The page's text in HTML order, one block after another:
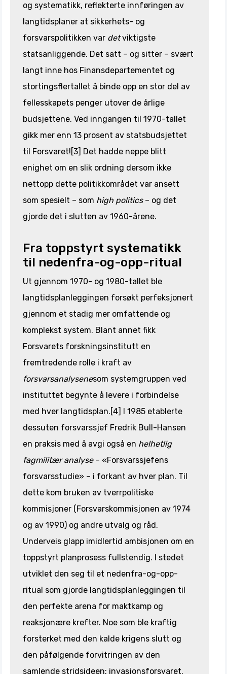
og systematikk, reflekterte innføringen av
langtidsplaner at sikkerhets- og
forsvarspolitikken var detviktigste
statsanliggende. Det satt – og sitter – svært
langt inne hos Finansdepartementet og
stortingsflertallet å binde opp en stor del av
fellesskapets penger utover de årlige
budsjettene. Ved inngangen til 1970-tallet
gikk mer enn 13 prosent av statsbudsjettet
til Forsvaret![3] Det hadde neppe blitt
enighet om en slik ordning dersom ikke
nettopp dette politikkområdet var ansett
som spesielt – som high politics– og det
gjorde det i slutten av 1960-årene.
Fra toppstyrt systematikk
til nedenfra-og-opp-ritual
Ut gjennom 1970- og 1980-tallet ble
langtidsplanleggingen forsøkt perfeksjonert
gjennom et stadig mer omfattende og
komplekst system. Blant annet fikk
Forsvarets forskningsinstitutt en
fremtredende rolle i kraft av
forsvarsanalysenesom systemgruppen ved
instituttet begynte å levere i forbindelse
med hver langtidsplan.[4] I 1985 etablerte
dessuten forsvarssjef Fredrik Bull-Hansen
en praksis med å avgi også en helhetlig
fagmilitær analyse– «Forsvarssjefens
forsvarsstudie» – i forkant av hver plan. Til
dette kom bruken av tverrpolitiske
kommisjoner (Forsvarskommisjonen av 1974
og av 1990) og andre utvalg og råd.
Underveis glapp imidlertid ambisjonen om en
toppstyrt planprosess fullstendig. I stedet
utviklet den seg til et nedenfra-og-opp-
ritual som gjorde langtidsplanleggingen til
den perfekte arena for maktkamp og
reaksjonære krefter. Noe som ble kraftig
forsterket med den kalde krigens slutt og
den påfølgende forvitringen av den
samlende stridsideen: invasjonsforsvaret.